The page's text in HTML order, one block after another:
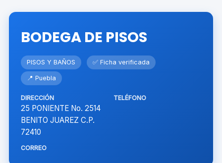
BODEGA DE PISOS
PISOS Y BAÑOS ✅ Ficha verificada
📍 Puebla
DIRECCIÓN
25 PONIENTE No. 2514
BENITO JUAREZ C.P.
72410
TELÉFONO
CORREO